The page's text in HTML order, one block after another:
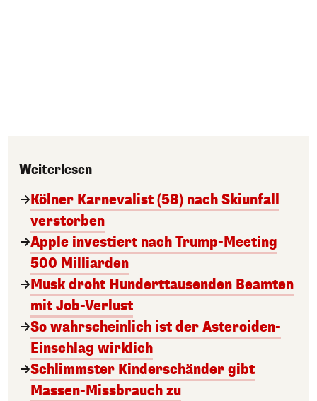
Weiterlesen
Kölner Karnevalist (58) nach Skiunfall
verstorben
Apple investiert nach Trump-Meeting
500 Milliarden
Musk droht Hunderttausenden Beamten
mit Job-Verlust
So wahrscheinlich ist der Asteroiden-
Einschlag wirklich
Schlimmster Kinderschänder gibt
Massen-Missbrauch zu